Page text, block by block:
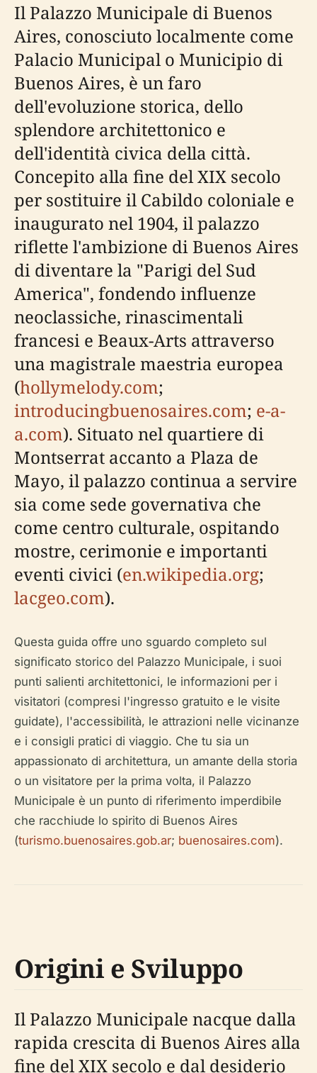
Il Palazzo Municipale di Buenos
Aires, conosciuto localmente come
Palacio Municipal o Municipio di
Buenos Aires, è un faro
dell'evoluzione storica, dello
splendore architettonico e
dell'identità civica della città.
Concepito alla fine del XIX secolo
per sostituire il Cabildo coloniale e
inaugurato nel 1904, il palazzo
riflette l'ambizione di Buenos Aires
di diventare la "Parigi del Sud
America", fondendo influenze
neoclassiche, rinascimentali
francesi e Beaux-Arts attraverso
una magistrale maestria europea
(hollymelody.com;
introducingbuenosaires.com; e-a-
a.com). Situato nel quartiere di
Montserrat accanto a Plaza de
Mayo, il palazzo continua a servire
sia come sede governativa che
come centro culturale, ospitando
mostre, cerimonie e importanti
eventi civici (en.wikipedia.org;
lacgeo.com).
Questa guida offre uno sguardo completo sul
significato storico del Palazzo Municipale, i suoi
punti salienti architettonici, le informazioni per i
visitatori (compresi l'ingresso gratuito e le visite
guidate), l'accessibilità, le attrazioni nelle vicinanze
e i consigli pratici di viaggio. Che tu sia un
appassionato di architettura, un amante della storia
o un visitatore per la prima volta, il Palazzo
Municipale è un punto di riferimento imperdibile
che racchiude lo spirito di Buenos Aires
(turismo.buenosaires.gob.ar; buenosaires.com).
Origini e Sviluppo
Il Palazzo Municipale nacque dalla
rapida crescita di Buenos Aires alla
fine del XIX secolo e dal desiderio